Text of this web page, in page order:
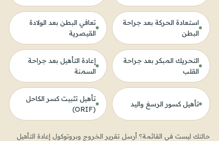
استعادة الحركة بعد جراحة
البطن
تعافي البطن بعد الولادة
القيصرية
التحريك المبكر بعد جراحة
القلب
إعادة التأهيل بعد جراحة
السمنة
تأهيل كسور الرسغ واليد
تأهيل تثبيت كسر الكاحل
(ORIF)
حالتك ليست في القائمة؟ أرسل تقرير الخروج وبروتوكول إعادة التأهيل